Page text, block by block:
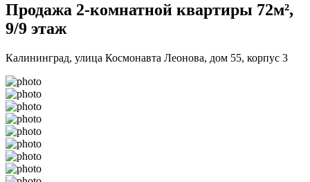
Продажа 2-комнатной квартиры 72м²,
9/9 этаж
Калининград, улица Космонавта Леонова, дом 55, корпус 3